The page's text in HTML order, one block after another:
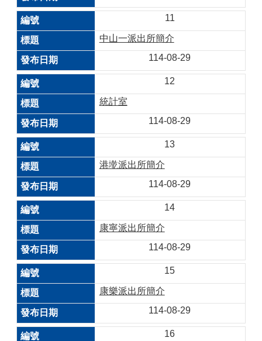
11
中山一派出所簡介
114-08-29
12
統計室
114-08-29
13
港墘派出所簡介
114-08-29
14
康寧派出所簡介
114-08-29
15
康樂派出所簡介
114-08-29
16